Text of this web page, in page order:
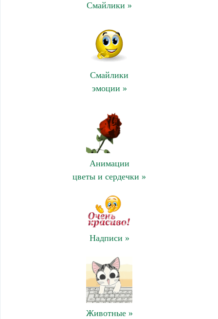
Смайлики »
Смайлики
эмоции »
Анимации
цветы и сердечки »
Надписи »
Животные »